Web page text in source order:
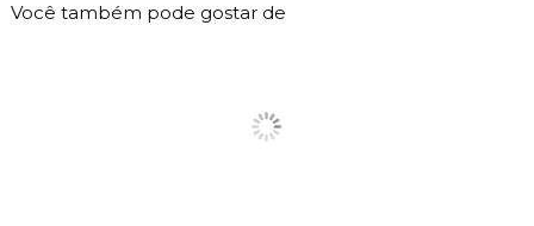
Você também pode gostar de